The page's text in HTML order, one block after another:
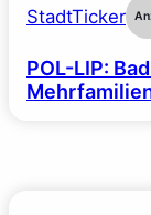
StadtTicker
POL-LIP: